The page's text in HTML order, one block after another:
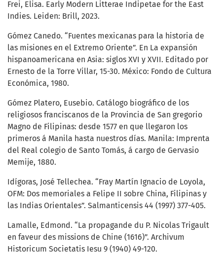
Frei, Elisa. Early Modern Litterae Indipetae for the East
Indies. Leiden: Brill, 2023.
Gómez Canedo. “Fuentes mexicanas para la historia de
las misiones en el Extremo Oriente”. En La expansión
hispanoamericana en Asia: siglos XVI y XVII. Editado por
Ernesto de la Torre Villar, 15-30. México: Fondo de Cultura
Económica, 1980.
Gómez Platero, Eusebio. Catálogo biográfico de los
religiosos franciscanos de la Provincia de San gregorio
Magno de Filipinas: desde 1577 en que llegaron los
primeros á Manila hasta nuestros días. Manila: Imprenta
del Real colegio de Santo Tomás, á cargo de Gervasio
Memije, 1880.
Idígoras, José Tellechea. “Fray Martín Ignacio de Loyola,
OFM: Dos memoriales a Felipe II sobre China, Filipinas y
las Indias Orientales”. Salmanticensis 44 (1997) 377-405.
Lamalle, Edmond. “La propagande du P. Nicolas Trigault
en faveur des missions de Chine (1616)”. Archivum
Historicum Societatis Iesu 9 (1940) 49-120.